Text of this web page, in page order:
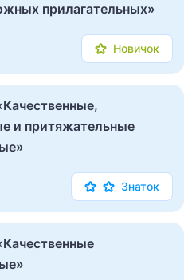
прилагательных»
Новичок
и притяжательные
Знаток